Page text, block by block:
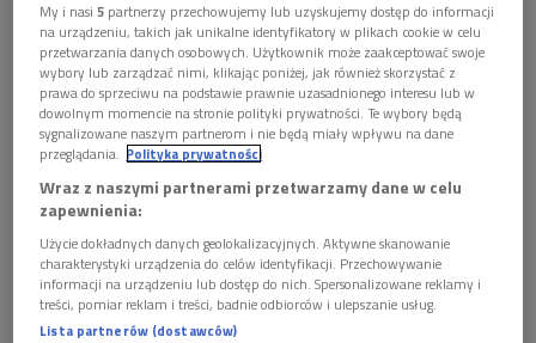
Prof. Aleksander Fiut to wybitny historyk literatury Foto: Damian Klamka/East
News
>>>Wejdź na podcasty.polskieradio.pl i posłuchaj audycji
Prof. Aleksander Fiut
eseista, emerytowany profesor Uniwersytetu
Jagiellońskiego. W swojej najnowszej książce kreśli onportret
sześciu poetówNowej Fali.
My i nasi5 partnerzy przechowujemy lub uzyskujemy dostęp do informacji
na urządzeniu, takich jak unikalne identyfikatory w plikach cookie w celu
przetwarzania danych osobowych. Użytkownik może zaakceptować swoje
wybory lub zarządzać nimi, klikając poniżej, jak również skorzystać z
prawa do sprzeciwu na podstawie prawnie uzasadnionego interesu lub w
dowolnym momencie na stronie polityki prywatności. Te wybory będą
sygnalizowane naszym partnerom i nie będą miały wpływu na dane
przeglądania. Polityka prywatności
Wraz z naszymi partnerami przetwarzamy dane w celu
zapewnienia:
Użycie dokładnych danych geolokalizacyjnych. Aktywne skanowanie
charakterystyki urządzenia do celów identyfikacji. Przechowywanie
informacji na urządzeniu lub dostęp do nich. Spersonalizowane reklamy i
treści, pomiar reklam i treści, badnie odbiorców i ulepszanie usług.
Lista partnerów (dostawców)